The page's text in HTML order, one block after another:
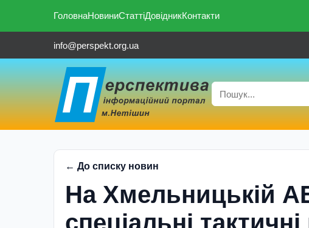
ГоловнаНовиниСтаттіДовідникКонтакти
info@perspekt.org.ua
← До списку новин
На Хмельницькій
спеціальні